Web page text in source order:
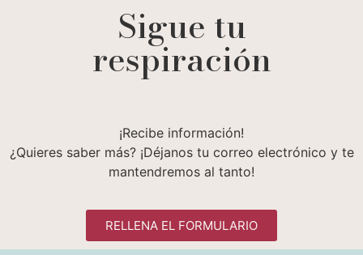
Sigue tu
respiración
¡Recibe información!
¿Quieres saber más? ¡Déjanos tu correo electrónico y te
mantendremos al tanto!
RELLENA EL FORMULARIO